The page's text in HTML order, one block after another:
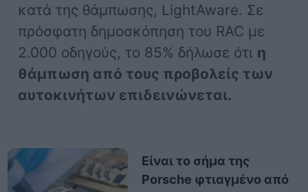
κατά της θάμπωσης, LightAware. Σε
πρόσφατη δημοσκόπηση του RAC με
2.000 οδηγούς, το 85% δήλωσε ότι η
θάμπωση από τους προβολείς των
αυτοκινήτων επιδεινώνεται.
Είναι το σήμα της
Porsche φτιαγμένο από